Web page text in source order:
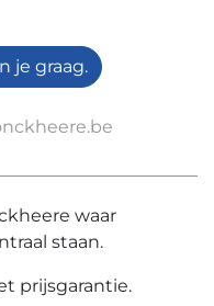
je graag.
waar
staan.
prijsgarantie.